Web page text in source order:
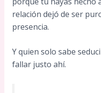
relación dejó de ser
presencia.
Y quien solo sabe
fallar justo ahí.